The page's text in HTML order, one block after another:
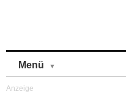
Menü